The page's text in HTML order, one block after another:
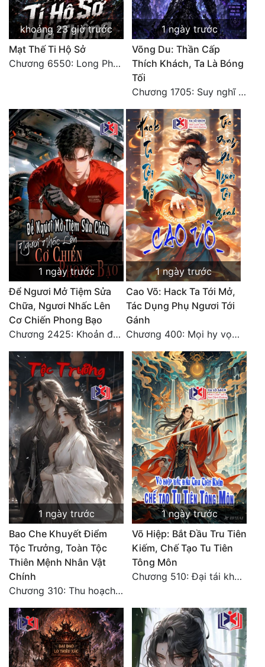
Tu Chân
Tu Tiên
Tội Phạm
Võ Hiệp
Võng Du
Xuyên Không
Xuyên Nhanh
Xuyên Sách
Xuyên Thư
Điền Văn
Đông Phương
Đông Phương Huyền Huyễn
Cẩu Đạo Trường Sinh
Ngự Thú
Truyện Nam
Truyện Nữ
Vô Địch Lưu
Xây Dựng Thế Lực
Đam Mỹ
Đẹp
Đẹp Hiệp
Tính Cách Nhân Vật :
Cơ Trí
Sát Phạt Quyết Đoán
khoảng 23 giờ trước
Mạt Thế Ti Hộ Sở
Chương 6550: Long Phượng Thần Trận
1 ngày trước
Võng Du: Thần Cấp
Thích Khách, Ta Là Bóng
Tối
Chương 1705: Suy nghĩ sinh tồn của Vô Danh Tuyết!
1 ngày trước
Để Ngươi Mở Tiệm Sửa
Chữa, Ngươi Nhấc Lên
Cơ Chiến Phong Bạo
Chương 2425: Khoản đầu tư của Tượng Chủ!! Nỗi nghi hoặc của Tô Bạch!
1 ngày trước
Cao Võ: Hack Ta Tới Mở,
Tác Dụng Phụ Ngươi Tới
Gánh
Chương 400: Mọi hy vọng đặt trên Tô Mặc!
1 ngày trước
Bao Che Khuyết Điểm
Tộc Trưởng, Toàn Tộc
Thiên Mệnh Nhân Vật
Chính
Chương 310: Thu hoạch ngoài ý muốn, ưu thế tuyệt đối.
1 ngày trước
Võ Hiệp: Bắt Đầu Tru Tiên
Kiếm, Chế Tạo Tu Tiên
Tông Môn
Chương 510: Đại tái khai màn, quyết đấu khốc liệt